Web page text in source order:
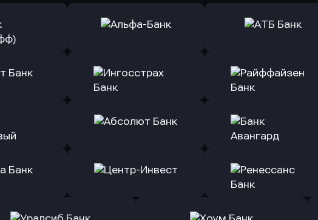
заявку
Оправить заявку
в Альфа-Банк
Оправить заявку
в АТБ Банк
заявку
Банк
Оправить заявку
Оправить заявку
в Райффайзен Банк
заявку
Оправить заявку
Оправить заявку
в Банк Авангард
заявку
Оправить заявку